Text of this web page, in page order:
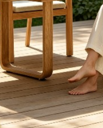
别墅露台户外家具避坑指南！经验总结出的宝藏攻略